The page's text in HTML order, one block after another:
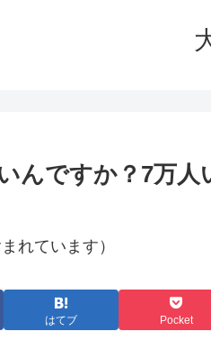
んですか？7万
れています）
はてブ Pocket